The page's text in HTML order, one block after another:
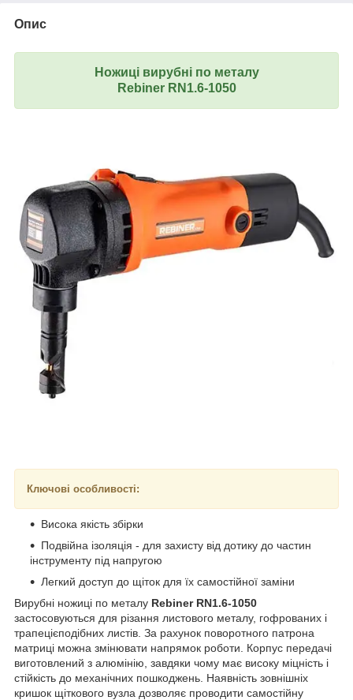
Опис
Ножиці вирубні по металу
Rebiner RN1.6-1050
Ключові особливості:
Висока якість збірки
Подвійна ізоляція - для захисту від дотику до частин
інструменту під напругою
Легкий доступ до щіток для їх самостійної заміни
Вирубні ножиці по металу Rebiner RN1.6-1050
застосовуються для різання листового металу, гофрованих і
трапецієподібних листів. За рахунок поворотного патрона
матриці можна змінювати напрямок роботи. Корпус передачі
виготовлений з алюмінію, завдяки чому має високу міцність і
стійкість до механічних пошкоджень. Наявність зовнішніх
кришок щіткового вузла дозволяє проводити самостійну